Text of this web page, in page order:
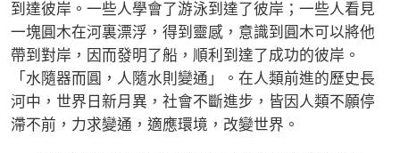
到達彼岸。一些人學會了游泳到達了彼岸；一些人看見
一塊圓木在河裏漂浮，得到靈感，意識到圓木可以將他
帶到對岸，因而發明了船，順利到達了成功的彼岸。
「水隨器而圓，人隨水則變通」。在人類前進的歷史長
河中，世界日新月異，社會不斷進步，皆因人類不願停
滯不前，力求變通，適應環境，改變世界。